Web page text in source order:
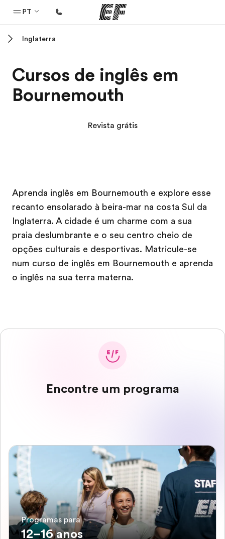
PT
Programas
Saiba tudo que oferecemos
Carreiras
Junte-se a nós
Inglaterra
Cursos de inglês em
Bournemouth
Revista grátis
Aprenda inglês em Bournemouth e explore esse
recanto ensolarado à beira-mar na costa Sul da
Inglaterra. A cidade é um charme com a sua
praia deslumbrante e o seu centro cheio de
opções culturais e desportivas. Matricule-se
num curso de inglês em Bournemouth e aprenda
o inglês na sua terra materna.
Encontre um programa
Programas para
12–16 anos